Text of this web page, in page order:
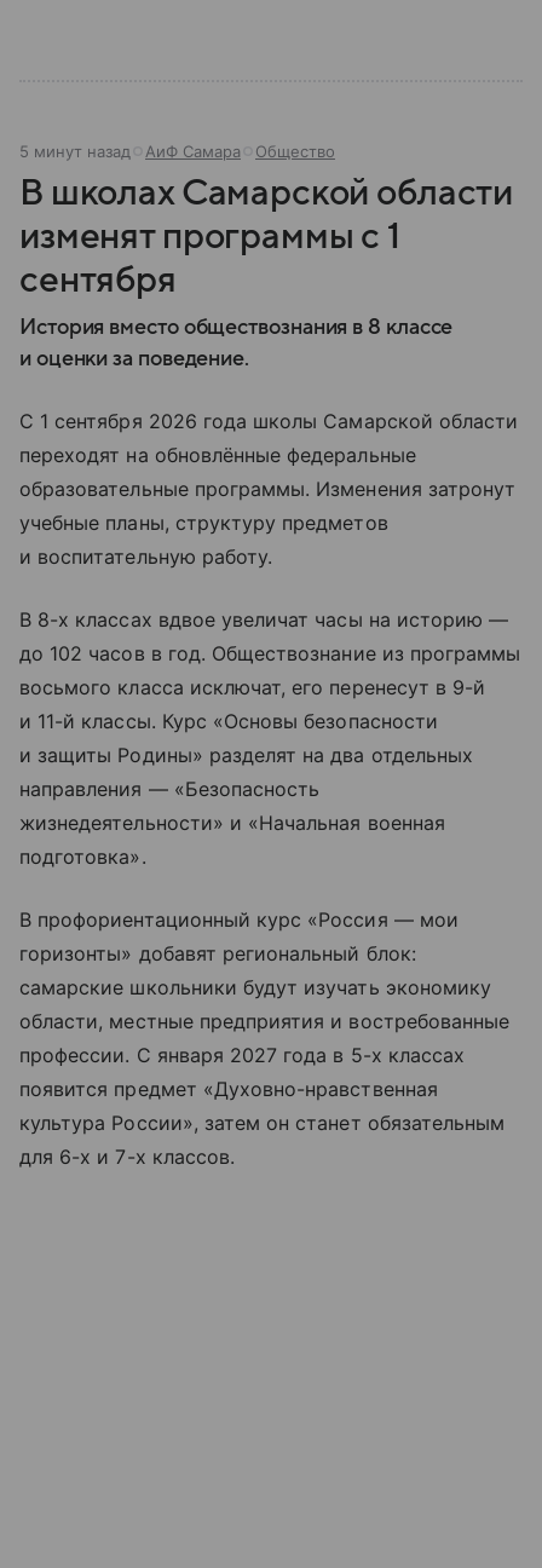
5 минут назад АиФ Самара Общество
В школах Самарской области
изменят программы с 1
сентября
История вместо обществознания в 8 классе
и оценки за поведение.
С 1 сентября 2026 года школы Самарской области
переходят на обновлённые федеральные
образовательные программы. Изменения затронут
учебные планы, структуру предметов
и воспитательную работу.
В 8-х классах вдвое увеличат часы на историю —
до 102 часов в год. Обществознание из программы
восьмого класса исключат, его перенесут в 9-й
и 11-й классы. Курс «Основы безопасности
и защиты Родины» разделят на два отдельных
направления — «Безопасность
жизнедеятельности» и «Начальная военная
подготовка».
В профориентационный курс «Россия — мои
горизонты» добавят региональный блок:
самарские школьники будут изучать экономику
области, местные предприятия и востребованные
профессии. С января 2027 года в 5-х классах
появится предмет «Духовно-нравственная
культура России», затем он станет обязательным
для 6-х и 7-х классов.